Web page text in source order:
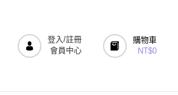
登入/註冊
會員中心
購物車
NT$0